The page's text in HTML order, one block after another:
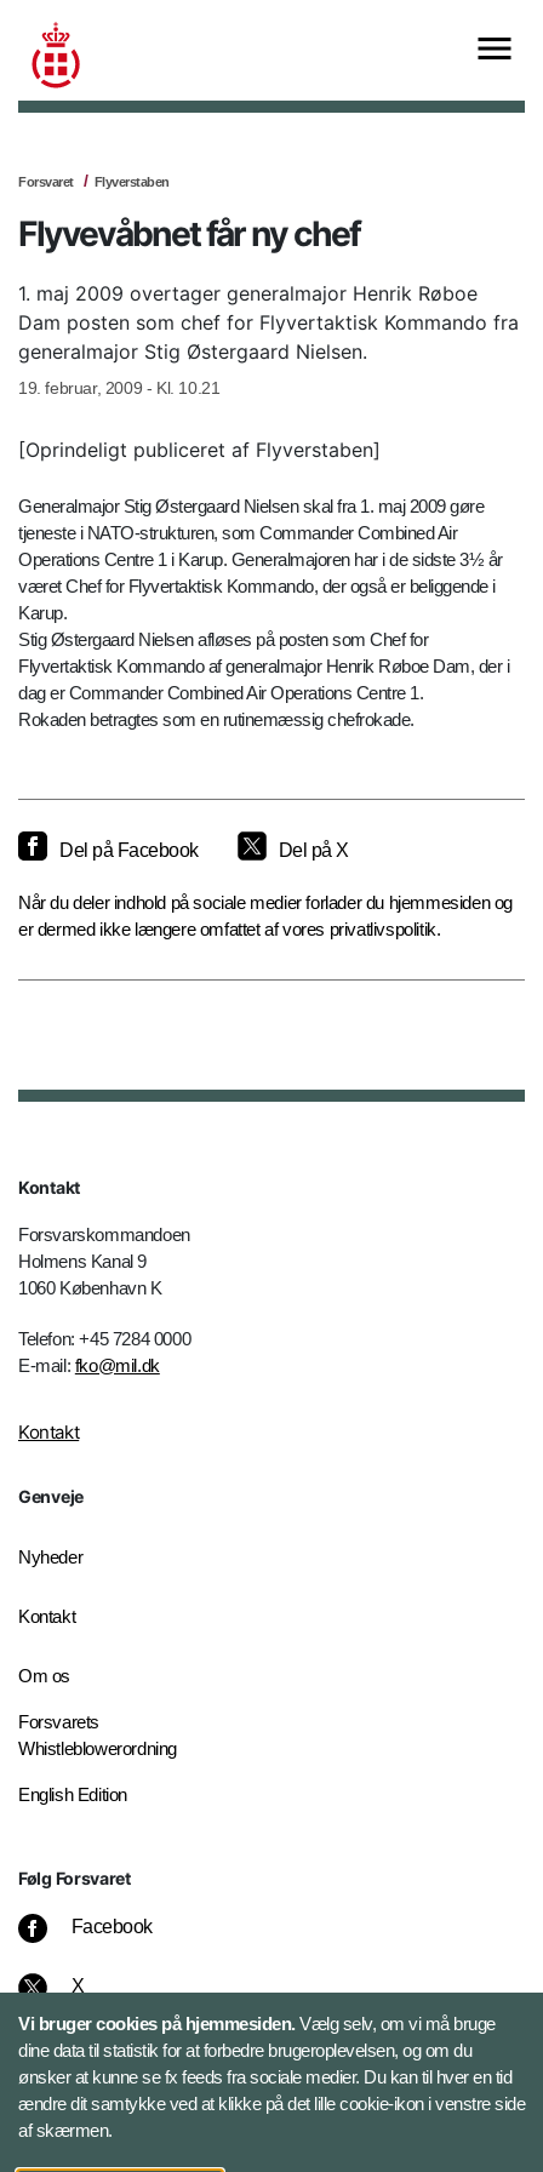
Forsvaret Flyverstaben
Flyvevåbnet får ny chef
1. maj 2009 overtager generalmajor Henrik Røboe
Dam posten som chef for Flyvertaktisk Kommando fra
generalmajor Stig Østergaard Nielsen.
19. februar, 2009 - Kl. 10.21
[Oprindeligt publiceret af Flyverstaben]
Generalmajor Stig Østergaard Nielsen skal fra 1. maj 2009 gøre
tjeneste i NATO-strukturen, som Commander Combined Air
Operations Centre 1 i Karup. Generalmajoren har i de sidste 3½ år
været Chef for Flyvertaktisk Kommando, der også er beliggende i
Karup.
Stig Østergaard Nielsen afløses på posten som Chef for
Flyvertaktisk Kommando af generalmajor Henrik Røboe Dam, der i
dag er Commander Combined Air Operations Centre 1.
Rokaden betragtes som en rutinemæssig chefrokade.
Del på Facebook Del på X
Når du deler indhold på sociale medier forlader du hjemmesiden og
er dermed ikke længere omfattet af vores privatlivspolitik.
Kontakt
Forsvarskommandoen
Holmens Kanal 9
1060 København K
Telefon: +45 7284 0000
E-mail: fko@mil.dk
Kontakt
Genveje
Nyheder
Kontakt
Om os
Forsvarets
Whistleblowerordning
English Edition
Følg Forsvaret
Facebook
X
Instagram
Bluesky
LinkedIn
Vi bruger cookies på hjemmesiden.Vælg selv, om vi må bruge
dine data til statistik for at forbedre brugeroplevelsen, og om du
ønsker at kunne se fx feeds fra sociale medier. Du kan til hver en tid
ændre dit samtykke ved at klikke på det lille cookie-ikon i venstre side
af skærmen.